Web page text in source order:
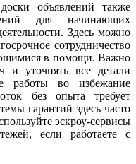
объявлений также
для начинающих
Здесь можно
сотрудничество
в помощи. Важно
и уточнять все детали
работы во избежание
без опыта требует
гарантий здесь часто
эскроу-сервисы
если работаете с